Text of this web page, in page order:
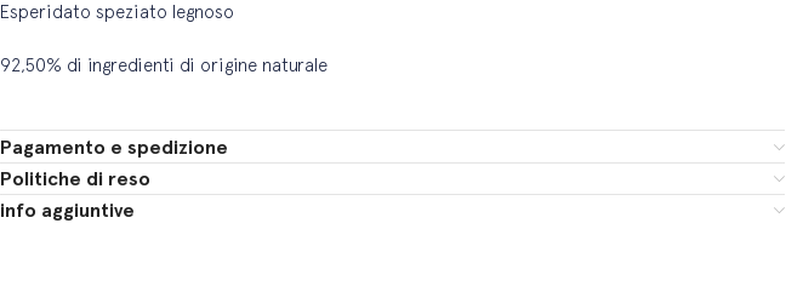
Esperidato speziato legnoso
92,50% di ingredienti di origine naturale
Pagamento e spedizione
Politiche di reso
info aggiuntive